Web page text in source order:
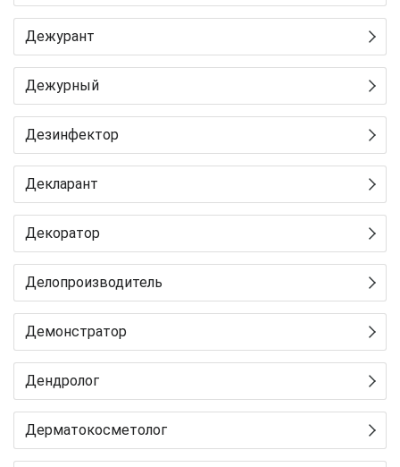
Дежурант
Дежурный
Дезинфектор
Декларант
Декоратор
Делопроизводитель
Демонстратор
Дендролог
Дерматокосметолог